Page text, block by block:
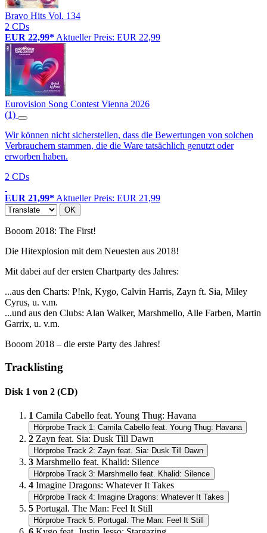
Bravo Hits Vol. 134
2 CDs
EUR 22,99* Aktueller Preis: EUR 22,99
Eurovision Song Contest Vienna 2026
(1)
Wir können nicht sicherstellen, dass die Bewertungen von solchen
Verbrauchern stammen, die die Ware tatsächlich genutzt oder
erworben haben.
2 CDs
EUR 21,99* Aktueller Preis: EUR 21,99
OK
Booom 2018: The First!
Die Hitexplosion mit dem Neuesten aus 2018!
Mit dabei auf der ersten Chartparty des Jahres:
...aus den Charts: P!nk, Kygo, Calvin Harris, Zayn ft. Sia, Miley
Cyrus, u. v.m.
...und aus den Clubs: Alan Walker, Marshmello, Alle Farben, Martin
Garrix, u. v.m.
Booom 2018 – die erste Party des Jahres!
Tracklisting
Disk 1 von 2 (CD)
1 Camila Cabello feat. Young Thug: Havana
Hörprobe Track 1: Camila Cabello feat. Young Thug: Havana
2 Zayn feat. Sia: Dusk Till Dawn
Hörprobe Track 2: Zayn feat. Sia: Dusk Till Dawn
3 Marshmello feat. Khalid: Silence
Hörprobe Track 3: Marshmello feat. Khalid: Silence
4 Imagine Dragons: Whatever It Takes
Hörprobe Track 4: Imagine Dragons: Whatever It Takes
5 Portugal. The Man: Feel It Still
Hörprobe Track 5: Portugal. The Man: Feel It Still